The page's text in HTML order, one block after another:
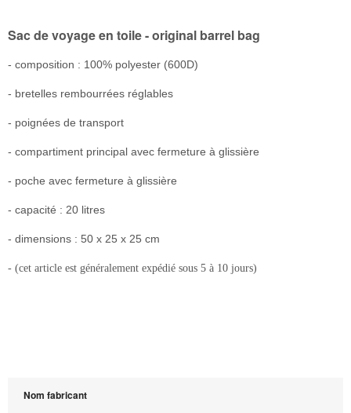
Sac de voyage en toile - original barrel bag
- composition : 100% polyester (600D)
- bretelles rembourrées réglables
- poignées de transport
- compartiment principal avec fermeture à glissière
- poche avec fermeture à glissière
- capacité : 20 litres
- dimensions : 50 x 25 x 25 cm
- (cet article est généralement expédié sous 5 à 10 jours)
Nom fabricant